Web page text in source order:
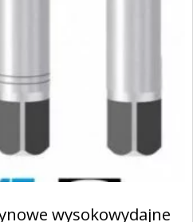
wysokowydajne